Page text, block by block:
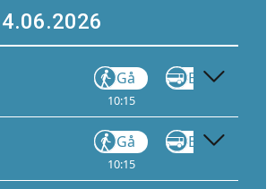
Gå
10:15
Buss
Gå
10:15
Buss